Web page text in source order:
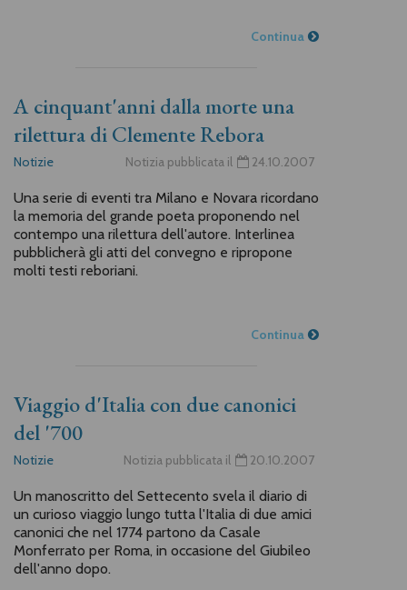
Continua
A cinquant'anni dalla morte una
rilettura di Clemente Rebora
Notizie Notizia pubblicata il 24.10.2007
Una serie di eventi tra Milano e Novara ricordano
la memoria del grande poeta proponendo nel
contempo una rilettura dell'autore. Interlinea
pubblicherà gli atti del convegno e ripropone
molti testi reboriani.
Continua
Viaggio d'Italia con due canonici
del '700
Notizie Notizia pubblicata il 20.10.2007
Un manoscritto del Settecento svela il diario di
un curioso viaggio lungo tutta l'Italia di due amici
canonici che nel 1774 partono da Casale
Monferrato per Roma, in occasione del Giubileo
dell'anno dopo.